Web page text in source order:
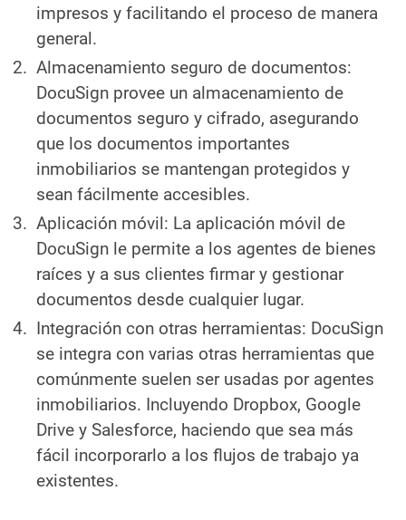
impresos y facilitando el proceso de manera
general.
Almacenamiento seguro de documentos:
DocuSign provee un almacenamiento de
documentos seguro y cifrado, asegurando
que los documentos importantes
inmobiliarios se mantengan protegidos y
sean fácilmente accesibles.
Aplicación móvil: La aplicación móvil de
DocuSign le permite a los agentes de bienes
raíces y a sus clientes firmar y gestionar
documentos desde cualquier lugar.
Integración con otras herramientas: DocuSign
se integra con varias otras herramientas que
comúnmente suelen ser usadas por agentes
inmobiliarios. Incluyendo Dropbox, Google
Drive y Salesforce, haciendo que sea más
fácil incorporarlo a los flujos de trabajo ya
existentes.